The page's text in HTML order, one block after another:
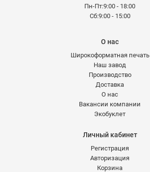
Пн-Пт:9:00 - 18:00
Сб:9:00 - 15:00
О нас
Широкоформатная печать
Наш завод
Производство
Доставка
О нас
Вакансии компании
Экобуклет
Личный кабинет
Регистрация
Авторизация
Корзина